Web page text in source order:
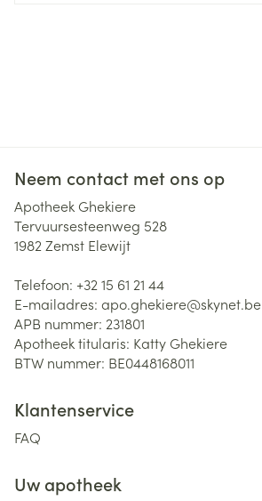
Neem contact met ons op
Apotheek Ghekiere
Tervuursesteenweg 528
1982 Zemst Elewijt
Telefoon: +32 15 61 21 44
E-mailadres: apo.ghekiere@skynet.be
APB nummer: 231801
Apotheek titularis: Katty Ghekiere
BTW nummer: BE0448168011
Klantenservice
FAQ
Uw apotheek